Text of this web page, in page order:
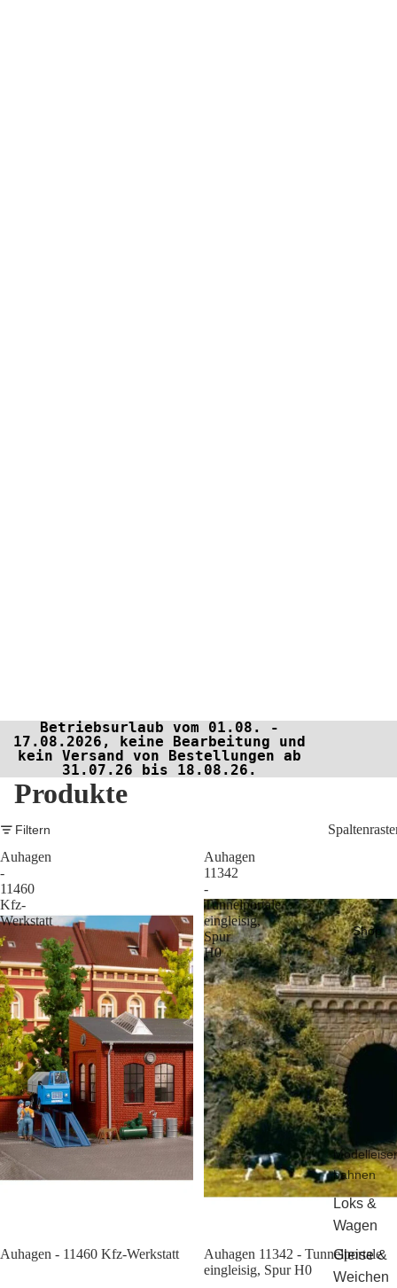
Shop
bahnen
Loks &
Wagen
Gleise &
Weichen
Betriebsurlaub vom 01.08. -
17.08.2026, keine Bearbeitung und
kein Versand von Bestellungen ab
31.07.26 bis 18.08.26.
Produkte
Filtern
Auhagen
-
11460
Kfz-
Werkstatt
Sale
Auhagen - 11460 Kfz-Werkstatt
Auhagen
11342
-
Tunnelportale
eingleisig,
Spur
H0
Auhagen 11342 - Tunnelportale
eingleisig, Spur H0